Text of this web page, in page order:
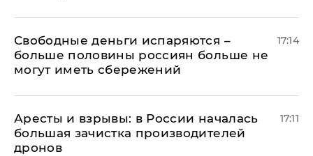
Свободные деньги испаряются –
больше половины россиян больше не
могут иметь сбережений
17:14
Аресты и взрывы: в России началась
большая зачистка производителей
дронов
17:11